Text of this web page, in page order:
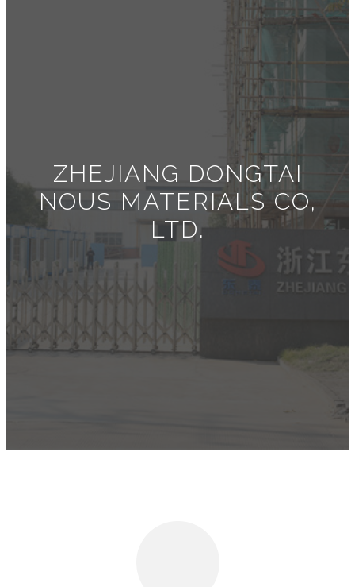
ZHEJIANG DONGTAI
NOUS MATERIALS CO,
LTD.